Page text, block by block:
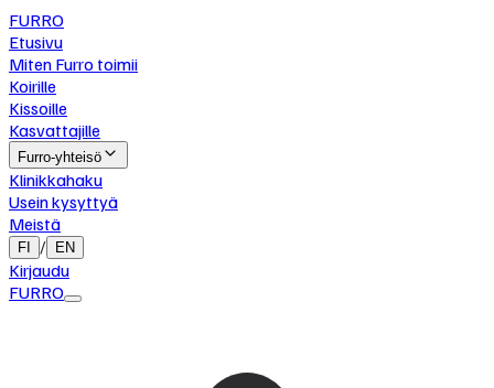
FURRO
Etusivu
Miten Furro toimii
Koirille
Kissoille
Kasvattajille
Furro-yhteisö
Klinikkahaku
Usein kysyttyä
Meistä
FI / EN
Kirjaudu
FURRO